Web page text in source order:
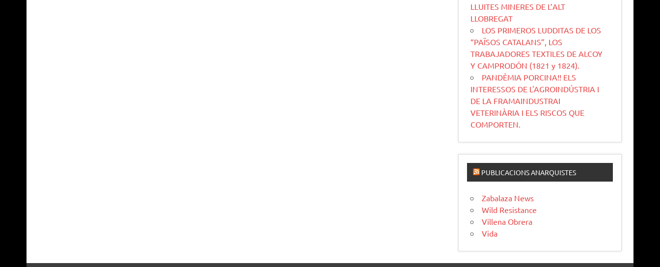
LLUITES MINERES DE L’ALT
LLOBREGAT
LOS PRIMEROS LUDDITAS DE LOS
“PAÏSOS CATALANS”, LOS
TRABAJADORES TEXTILES DE ALCOY
Y CAMPRODÓN (1821 y 1824).
PANDÈMIA PORCINA!! ELS
INTERESSOS DE L'AGROINDÚSTRIA I
DE LA FRAMAINDUSTRAI
VETERINÀRIA I ELS RISCOS QUE
COMPORTEN.
PUBLICACIONS ANARQUISTES
Zabalaza News
Wild Resistance
Villena Obrera
Vida